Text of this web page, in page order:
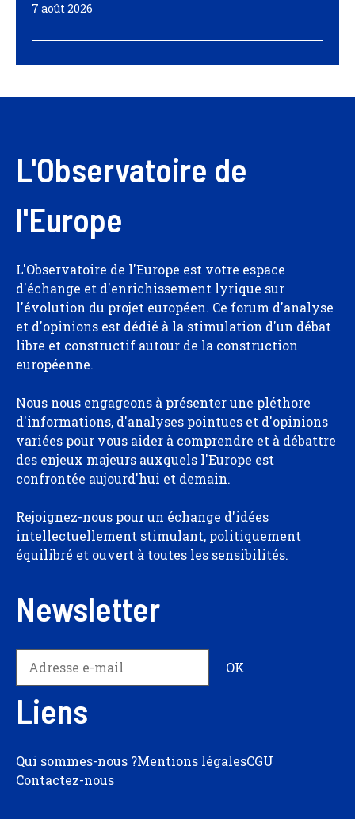
7 août 2026
L'Observatoire de
l'Europe
L'Observatoire de l'Europe est votre espace
d'échange et d'enrichissement lyrique sur
l'évolution du projet européen. Ce forum d'analyse
et d'opinions est dédié à la stimulation d'un débat
libre et constructif autour de la construction
européenne.
Nous nous engageons à présenter une pléthore
d'informations, d'analyses pointues et d'opinions
variées pour vous aider à comprendre et à débattre
des enjeux majeurs auxquels l'Europe est
confrontée aujourd'hui et demain.
Rejoignez-nous pour un échange d'idées
intellectuellement stimulant, politiquement
équilibré et ouvert à toutes les sensibilités.
Newsletter
Liens
Qui sommes-nous ?Mentions légalesCGU
Contactez-nous